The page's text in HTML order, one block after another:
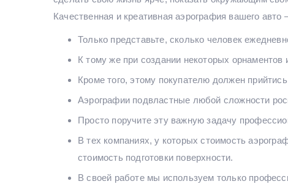
Качественная и креативная аэрография вашего
Только представьте, сколько человек
К тому же при создании некоторых
Кроме того, этому покупателю должен
Аэрографии подвластные любой сложности
Просто поручите эту важную задачу
В тех компаниях, у которых стоимость
стоимость подготовки поверхности.
В своей работе мы используем только